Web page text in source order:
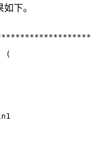
下。
(